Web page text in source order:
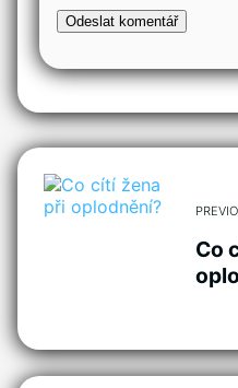
Co